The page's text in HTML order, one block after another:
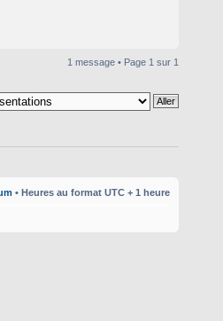
1 message • Page 1 sur 1
• Heures au format UTC + 1 heure